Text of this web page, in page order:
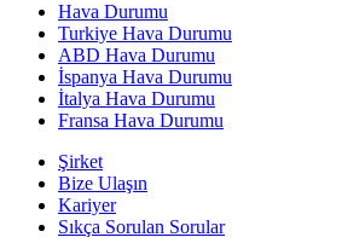
Hava Durumu
Turkiye Hava Durumu
ABD Hava Durumu
İspanya Hava Durumu
İtalya Hava Durumu
Fransa Hava Durumu
Şirket
Bize Ulaşın
Kariyer
Sıkça Sorulan Sorular